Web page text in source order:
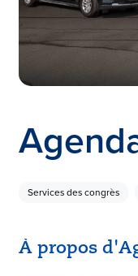
Services des congrès
À propos